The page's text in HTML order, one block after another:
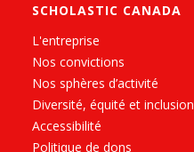
SCHOLASTIC CANADA
L'entreprise
Nos convictions
Nos sphères d’activité
Diversité, équité et inclusion
Accessibilité
Politique de dons